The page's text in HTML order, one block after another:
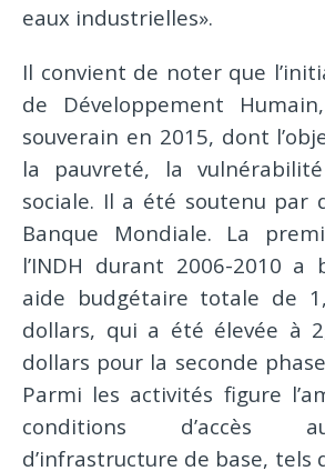
eaux industrielles».
Il convient de noter que
de Développement
souverain en 2015, dont
la pauvreté, la
sociale. Il a été soutenu par
Banque Mondiale. La
l’INDH durant 2006-2010 a
aide budgétaire totale de
dollars, qui a été élevée à
dollars pour la seconde
Parmi les activités figure
conditions d’accès
d’infrastructure de base, tels